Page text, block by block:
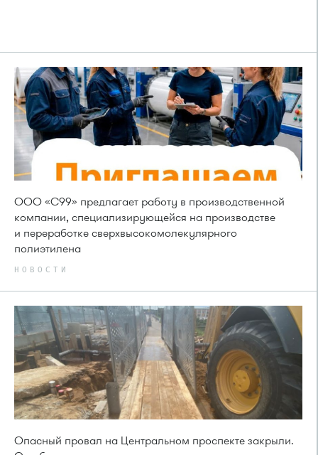
ООО «С99» предлагает работу в производственной
компании, специализирующейся на производстве
и переработке сверхвысокомолекулярного
полиэтилена
НОВОСТИ
Опасный провал на Центральном проспекте закрыли.